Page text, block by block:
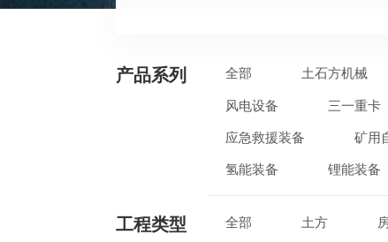
产品系列 全部 土石方机械
风电设备 三一重卡
应急救援装备 矿用
氢能装备 锂能装备
工程类型 全部 土方